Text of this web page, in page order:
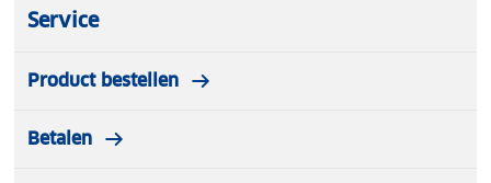
Northern England. 8 North England & Scottish
Service
Product bestellen
Betalen